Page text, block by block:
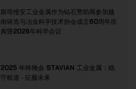
斯塔维安工业金属作为钻石赞助商参加越
南铸造与冶金科学技术协会成立60周年庆
典暨2026年科学会议
2025 年终晚会 STAVIAN 工业金属：稳
守航道 · 征服未来